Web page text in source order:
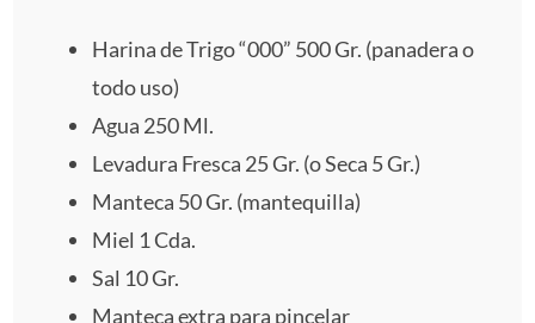
a
s
a
s
a
s
a
s
a
Harina de Trigo “000” 500 Gr. (panadera o
todo uso)
Agua 250Ml.
Levadura Fresca 25Gr. (o Seca 5Gr.)
Manteca 50Gr. (mantequilla)
Miel 1Cda.
Sal 10Gr.
Manteca extra para pincelar